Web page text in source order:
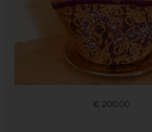
€ 200.00